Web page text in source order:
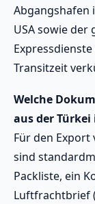
Abgangshafen
USA sowie der
Transitzeit
Welche
aus der Türkei
Für den Export
sind
Packliste, ein
Luftfrachtbrief